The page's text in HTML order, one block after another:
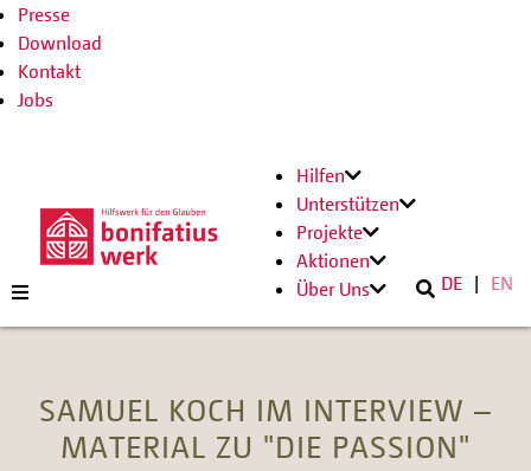
Presse
Download
Kontakt
Jobs
Hilfen
Unterstützen
Projekte
Aktionen
Über Uns
DE EN
SAMUEL KOCH IM INTERVIEW –
MATERIAL ZU "DIE PASSION"